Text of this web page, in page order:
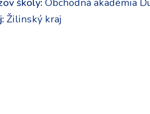
školy: Obchodná akadémia
Žilinský kraj